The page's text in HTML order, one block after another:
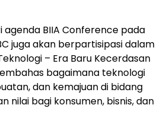
agenda BIIA Conference pada
juga akan berpartisipasi dalam
– Era Baru Kecerdasan
bagaimana teknologi
dan kemajuan di bidang
nilai bagi konsumen, bisnis, dan